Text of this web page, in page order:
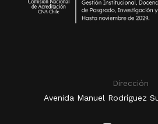
Dirección
Avenida Manuel Rodríguez